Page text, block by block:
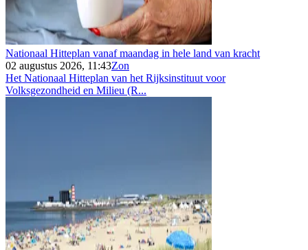
Nationaal Hitteplan vanaf maandag in hele land van kracht
02 augustus 2026, 11:43Zon
Het Nationaal Hitteplan van het Rijksinstituut voor
Volksgezondheid en Milieu (R...